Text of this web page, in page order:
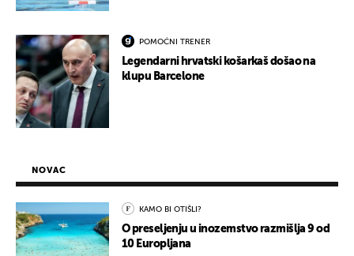
POMOĆNI TRENER
Legendarni hrvatski košarkaš došao na
klupu Barcelone
NOVAC
KAMO BI OTIŠLI?
O preseljenju u inozemstvo razmišlja 9 od
10 Europljana